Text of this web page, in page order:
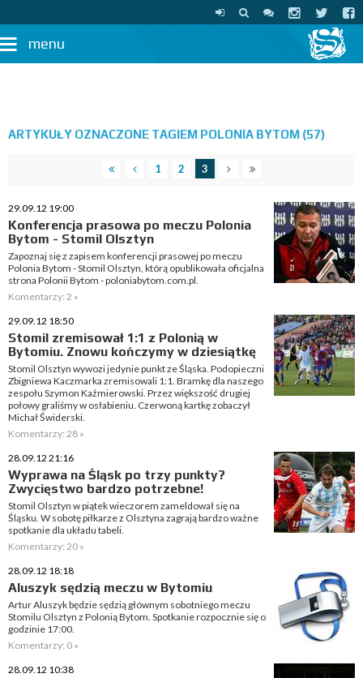
menu
ARTYKUŁY OZNACZONE TAGIEM POLONIA BYTOM (57)
1 2 3
29.09.12 19:00
Konferencja prasowa po meczu Polonia
Bytom - Stomil Olsztyn
Zapoznaj się z zapisem konferencji prasowej po meczu
Polonia Bytom - Stomil Olsztyn, którą opublikowała oficjalna
strona Polonii Bytom - poloniabytom.com.pl.
Komentarzy: 2 »
29.09.12 18:50
Stomil zremisował 1:1 z Polonią w
Bytomiu. Znowu kończymy w dziesiątkę
Stomil Olsztyn wywozi jedynie punkt ze Śląska. Podopieczni
Zbigniewa Kaczmarka zremisowali 1:1. Bramkę dla naszego
zespołu Szymon Kaźmierowski. Przez większość drugiej
połowy graliśmy w osłabieniu. Czerwoną kartkę zobaczył
Michał Świderski.
Komentarzy: 28 »
28.09.12 21:16
Wyprawa na Śląsk po trzy punkty?
Zwycięstwo bardzo potrzebne!
Stomil Olsztyn w piątek wieczorem zameldował się na
Śląsku. W sobotę piłkarze z Olsztyna zagrają bardzo ważne
spotkanie dla układu tabeli.
Komentarzy: 20 »
28.09.12 18:18
Aluszyk sędzią meczu w Bytomiu
Artur Aluszyk będzie sędzią głównym sobotniego meczu
Stomilu Olsztyn z Polonią Bytom. Spotkanie rozpocznie się o
godzinie 17:00.
Komentarzy: 0 »
28.09.12 10:38